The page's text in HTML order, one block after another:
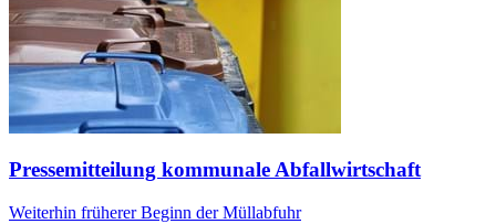
Pressemitteilung kommunale Abfallwirtschaft
Weiterhin früherer Beginn der Müllabfuhr